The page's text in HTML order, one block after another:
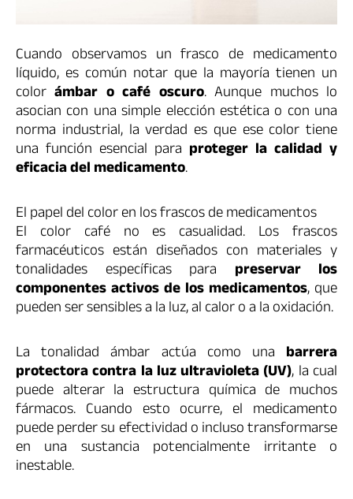
Cuando observamos un frasco de medicamento
líquido, es común notar que la mayoría tienen un
colorámbar o café oscuro. Aunque muchos lo
asocian con una simple elección estética o con una
norma industrial, la verdad es que ese color tiene
una función esencial para proteger la calidad y
eficacia del medicamento.
El papel del color en los frascos de medicamentos
El color café no es casualidad. Los frascos
farmacéuticos están diseñados con materiales y
tonalidades específicas para preservar los
componentes activos de los medicamentos, que
pueden ser sensibles a la luz, al calor o a la oxidación.
La tonalidad ámbar actúa como una barrera
protectora contra la luz ultravioleta (UV), la cual
puede alterar la estructura química de muchos
fármacos. Cuando esto ocurre, el medicamento
puede perder su efectividad o incluso transformarse
en una sustancia potencialmente irritante o
inestable.